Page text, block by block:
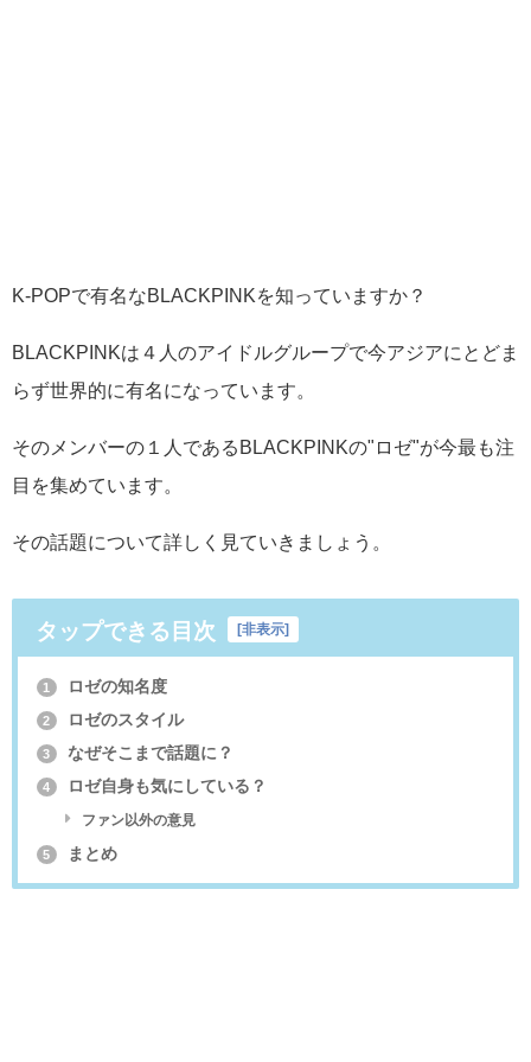
K-POPで有名なBLACKPINKを知っていますか？
BLACKPINKは４人のアイドルグループで今アジアにとどま
らず世界的に有名になっています。
そのメンバーの１人であるBLACKPINKの"ロゼ"が今最も注
目を集めています。
その話題について詳しく見ていきましょう。
タップできる目次 [非表示]
1 ロゼの知名度
2 ロゼのスタイル
3 なぜそこまで話題に？
4 ロゼ自身も気にしている？
ファン以外の意見
5 まとめ